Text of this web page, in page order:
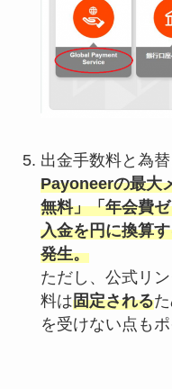
出金手数料と為替
Payoneerの最大
無料」「年会費
入金を円に換算
発生。
ただし、公式リ
料は固定される
を受けない点もポ